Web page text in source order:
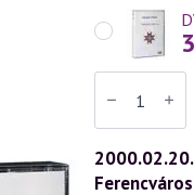
Váradi
Tibor
előadás
(132)
—
Kínai
gyógyászat
2000.02.20.